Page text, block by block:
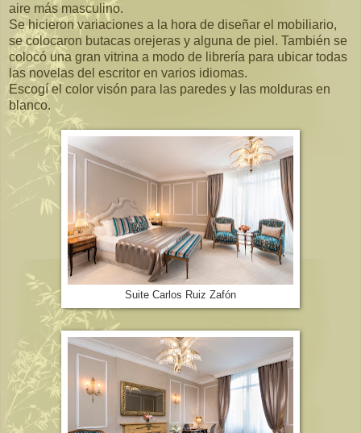
aire más masculino.
Se hicieron variaciones a la hora de diseñar el mobiliario,
se colocaron butacas orejeras y alguna de piel. También se
colocó una gran vitrina a modo de librería para ubicar todas
las novelas del escritor en varios idiomas.
Escogí el color visón para las paredes y las molduras en
blanco.
Suite Carlos Ruiz Zafón